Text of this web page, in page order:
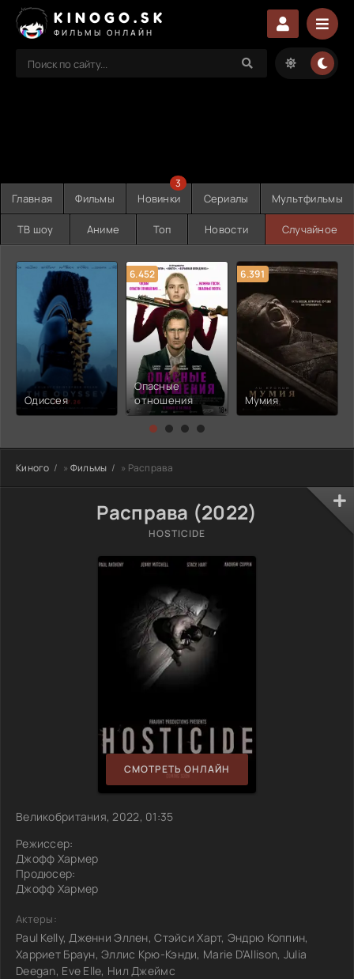
KINOGO.SK
ФИЛЬМЫ ОНЛАЙН
Главная Фильмы Новинки
3
Сериалы Мультфильмы
ТВ шоу Аниме Топ Новости Случайное
Одиссея
6.452
Опасные
отношения
6.391
Мумия
Киного » Фильмы » Расправа
Расправа (2022)
HOSTICIDE
СМОТРЕТЬ ОНЛАЙН
Великобритания, 2022, 01:35
Режиссер:
Джофф Хармер
Продюсер:
Джофф Хармер
Актеры:
Paul Kelly, Дженни Эллен, Стэйси Харт, Эндрю Коппин,
Харриет Браун, Эллис Крю-Кэнди, Marie D'Allison, Julia
Deegan, Eve Elle, Нил Джеймс